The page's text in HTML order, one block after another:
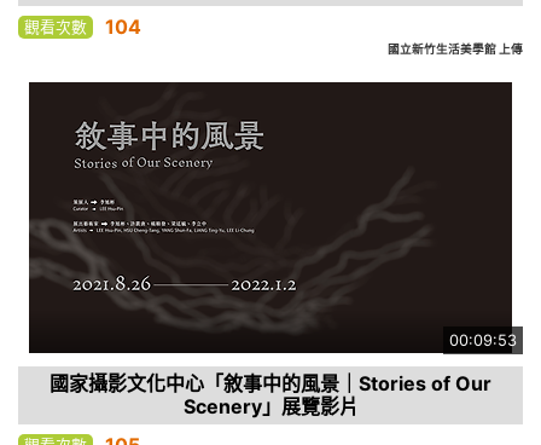
觀看次數 104
國立新竹生活美學館 上傳
00:09:53
國家攝影文化中心「敘事中的風景｜Stories of Our
Scenery」展覽影片